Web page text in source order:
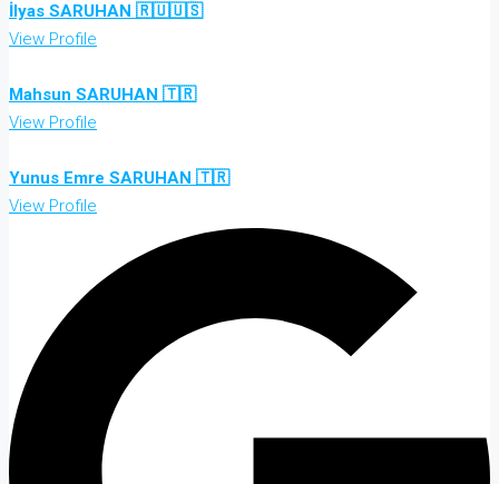
İlyas SARUHAN 🇷🇺🇺🇸
View Profile
Mahsun SARUHAN 🇹🇷
View Profile
Yunus Emre SARUHAN 🇹🇷
View Profile